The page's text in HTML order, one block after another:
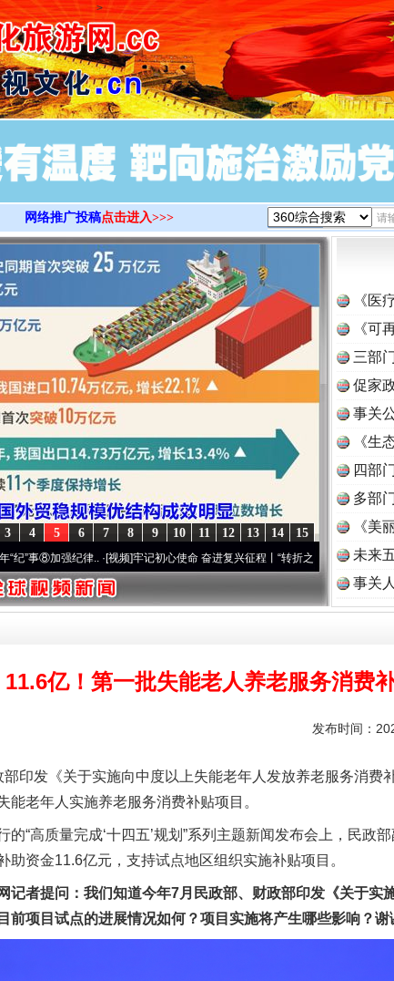
>
网络推广投稿点击进入>>>
15
14
13
12
11
10
9
8
7
6
5
4
3
律..·[视频]牢记初心使命 奋进复兴征程丨“转折之城”激荡..·[视频] 牢记初心使命
《医
《可
三部
促家
事关
《生
读
四部
多部
《美
未来
事关
11.6亿！第一批失能老人养老服务消费
发布时间：
发《关于实施向中度以上失能老年人发放养老服务消费
能老年人实施养老服务消费补贴项目。
高质量完成‘十四五’规划”系列主题新闻发布会上，民政
助资金11.6亿元，支持试点地区组织实施补贴项目。
者提问：我们知道今年7月民政部、财政部印发《关于实
前项目试点的进展情况如何？项目实施将产生哪些影响？谢
落实 一纸欠条伤亲情 巡回调解促和解..